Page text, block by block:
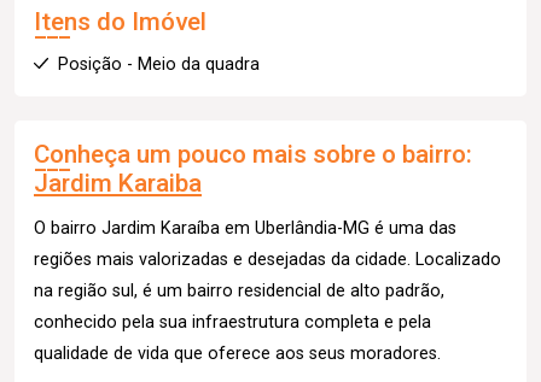
Itens do Imóvel
Posição - Meio da quadra
Conheça um pouco mais sobre o bairro:
Jardim Karaiba
O bairro Jardim Karaíba em Uberlândia-MG é uma das
regiões mais valorizadas e desejadas da cidade. Localizado
na região sul, é um bairro residencial de alto padrão,
conhecido pela sua infraestrutura completa e pela
qualidade de vida que oferece aos seus moradores.